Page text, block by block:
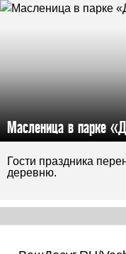
Масленица в парке
Гости праздника
деревню.